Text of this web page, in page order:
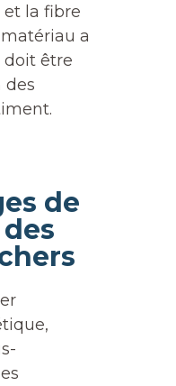
la fibre
a
doit être
des
de